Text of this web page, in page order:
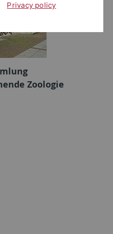
Zoologie
Privacy policy